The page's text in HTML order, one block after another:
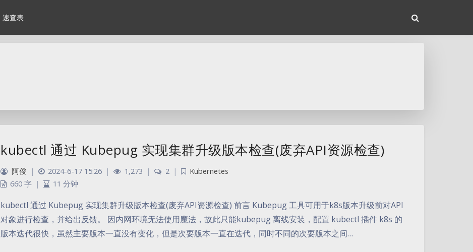
速查表
kubectl 通过 Kubepug 实现集群升级版本检查(废弃API资源检查)
阿俊 | 2024-6-17 15:26 | 1,273 | 2 |
Kubernetes
660 字 | 11 分钟
kubectl 通过 Kubepug 实现集群升级版本检查(废弃API资源检查) 前言 Kubepug 工具可用于k8s版本升级前对API
对象进行检查，并给出反馈。 因内网环境无法使用魔法，故此只能kubepug 离线安装，配置 kubectl 插件 k8s 的
版本迭代很快，虽然主要版本一直没有变化，但是次要版本一直在迭代，同时不同的次要版本之间…